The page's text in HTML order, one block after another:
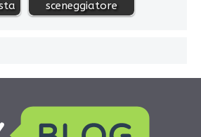
sceneggiatore